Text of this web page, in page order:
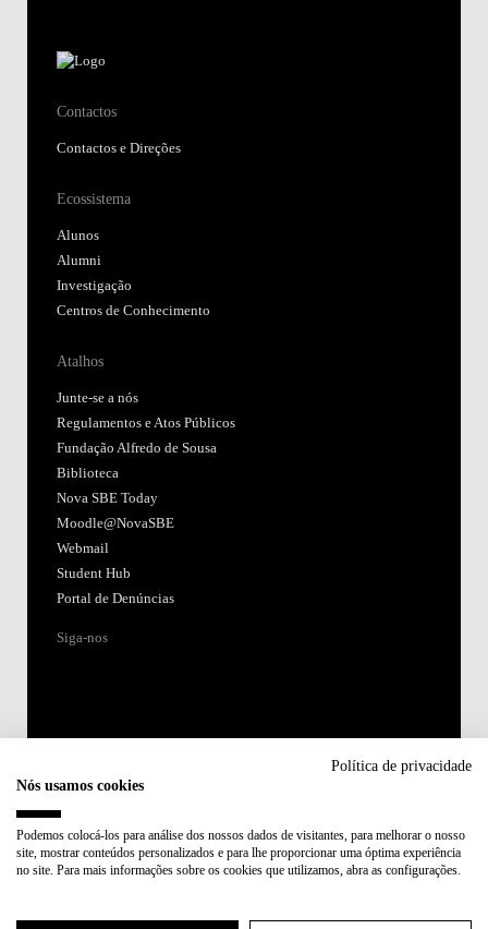
Contactos
Contactos e Direções
Ecossistema
Alunos
Alumni
Investigação
Centros de Conhecimento
Atalhos
Junte-se a nós
Regulamentos e Atos Públicos
Fundação Alfredo de Sousa
Biblioteca
Nova SBE Today
Moodle@NovaSBE
Webmail
Student Hub
Portal de Denúncias
Siga-nos
Membro de:
Política de privacidade
Nós usamos cookies
Podemos colocá-los para análise dos nossos dados de visitantes, para melhorar o nosso
site, mostrar conteúdos personalizados e para lhe proporcionar uma óptima experiência
no site. Para mais informações sobre os cookies que utilizamos, abra as configurações.